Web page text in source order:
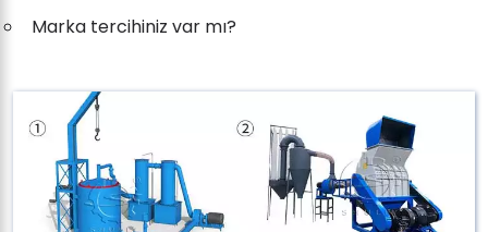
Marka tercihiniz var mı?